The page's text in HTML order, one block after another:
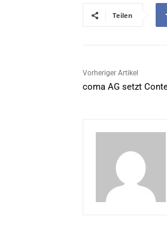
Teilen
Vorheriger Artikel
coma AG setzt